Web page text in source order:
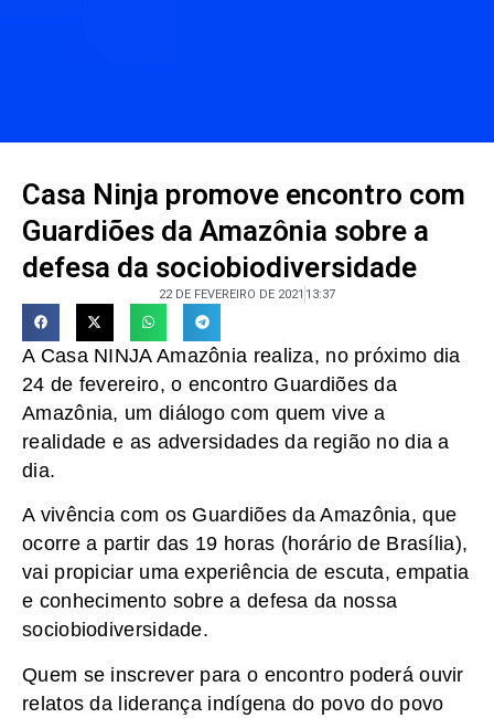
Casa Ninja promove encontro com
Guardiões da Amazônia sobre a
defesa da sociobiodiversidade
22 DE FEVEREIRO DE 2021 13:37
A Casa NINJA Amazônia realiza, no próximo dia
24 de fevereiro, o encontro Guardiões da
Amazônia, um diálogo com quem vive a
realidade e as adversidades da região no dia a
dia.
A vivência com os Guardiões da Amazônia, que
ocorre a partir das 19 horas (horário de Brasília),
vai propiciar uma experiência de escuta, empatia
e conhecimento sobre a defesa da nossa
sociobiodiversidade.
Quem se inscrever para o encontro poderá ouvir
relatos da liderança indígena do povo do povo